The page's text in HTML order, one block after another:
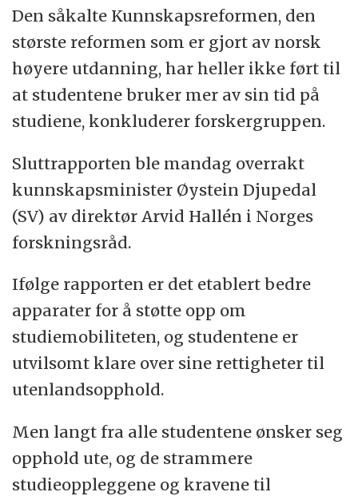
Den såkalte Kunnskapsreformen, den
største reformen som er gjort av norsk
høyere utdanning, har heller ikke ført til
at studentene bruker mer av sin tid på
studiene, konkluderer forskergruppen.
Sluttrapporten ble mandag overrakt
kunnskapsminister Øystein Djupedal
(SV) av direktør Arvid Hallén i Norges
forskningsråd.
Ifølge rapporten er det etablert bedre
apparater for å støtte opp om
studiemobiliteten, og studentene er
utvilsomt klare over sine rettigheter til
utenlandsopphold.
Men langt fra alle studentene ønsker seg
opphold ute, og de strammere
studieoppleggene og kravene til